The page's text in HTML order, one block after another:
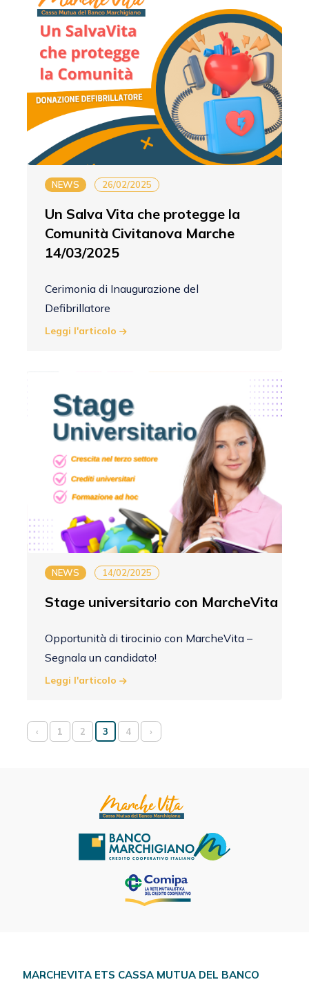
NEWS 26/02/2025
Un Salva Vita che protegge la
Comunità Civitanova Marche
14/03/2025
Cerimonia di Inaugurazione del
Defibrillatore
Leggi l'articolo
NEWS 14/02/2025
Stage universitario con MarcheVita
Opportunità di tirocinio con MarcheVita –
Segnala un candidato!
Leggi l'articolo
‹ 1 2 3 4 ›
MARCHEVITA ETS CASSA MUTUA DEL BANCO